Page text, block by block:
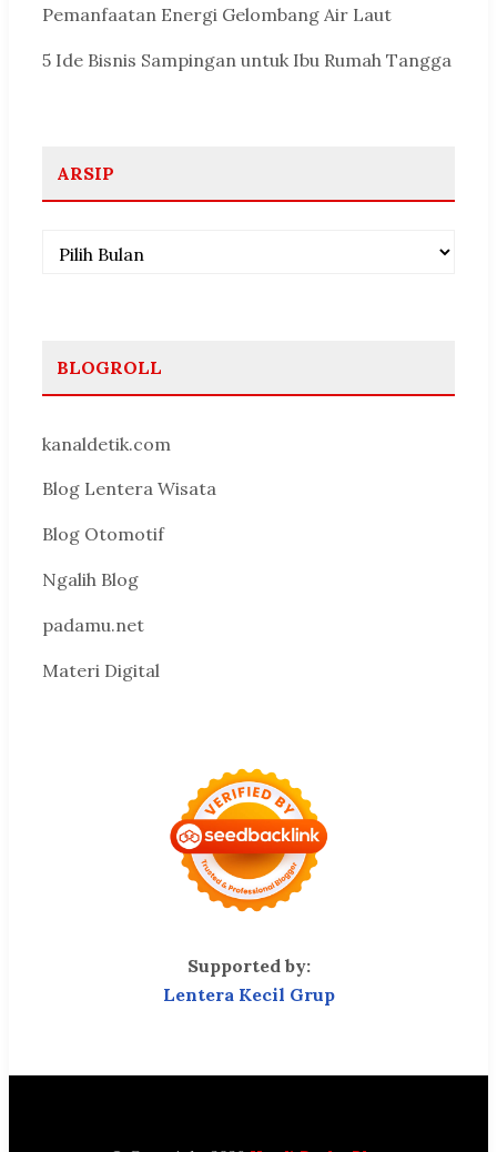
Pemanfaatan Energi Gelombang Air Laut
5 Ide Bisnis Sampingan untuk Ibu Rumah Tangga
ARSIP
Arsip
BLOGROLL
kanaldetik.com
Blog Lentera Wisata
Blog Otomotif
Ngalih Blog
padamu.net
Materi Digital
Supported by:
Lentera Kecil Grup